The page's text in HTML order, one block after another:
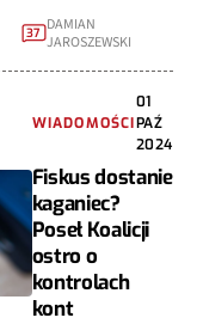
37 DAMIAN
JAROSZEWSKI
WIADOMOŚCI
01
PAŹ
2024
Fiskus dostanie
kaganiec?
Poseł Koalicji
ostro o
kontrolach
kont